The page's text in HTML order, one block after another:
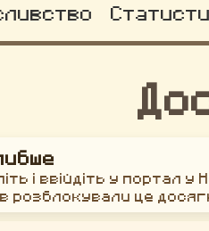
і ввійдіть у портал у
розблокували це